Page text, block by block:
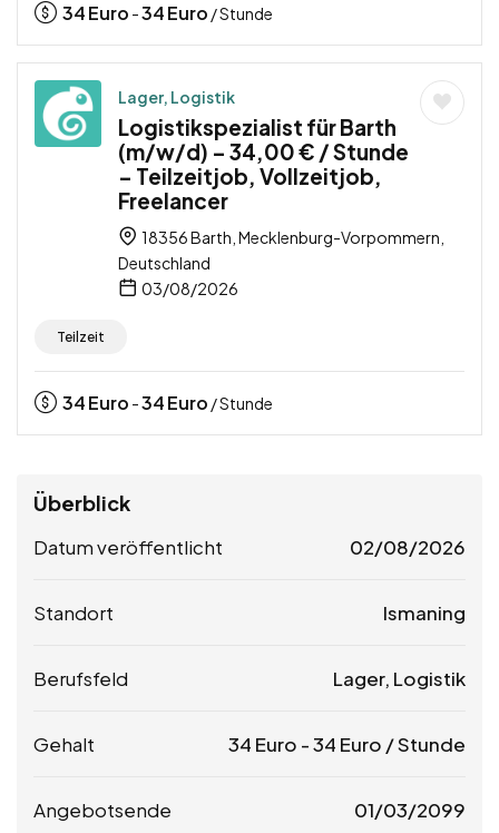
34Euro -34Euro / Stunde
Lager, Logistik
Logistikspezialist für Barth
(m/w/d) – 34,00 € / Stunde
– Teilzeitjob, Vollzeitjob,
Freelancer
18356 Barth, Mecklenburg-Vorpommern,
Deutschland
03/08/2026
Teilzeit
34Euro -34Euro / Stunde
Überblick
Datum veröffentlicht 02/08/2026
Standort Ismaning
Berufsfeld Lager, Logistik
Gehalt 34 Euro -34 Euro / Stunde
Angebotsende 01/03/2099